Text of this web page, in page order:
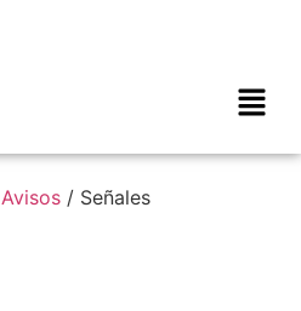
Avisos / Señales